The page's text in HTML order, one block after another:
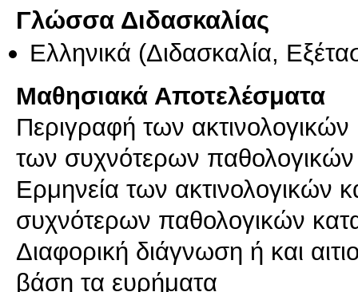
Γλώσσα Διδασκαλίας
Ελληνικά (Διδασκαλία,
Μαθησιακά Αποτελέσματα
Περιγραφή των
των συχνότερων
Ερμηνεία των ακτινολογικών
συχνότερων παθολογικών
Διαφορική διάγνωση ή και
βάση τα ευρήματα